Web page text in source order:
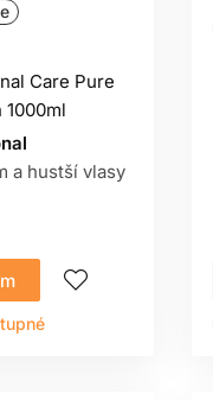
Care Pure
a hustší vlasy